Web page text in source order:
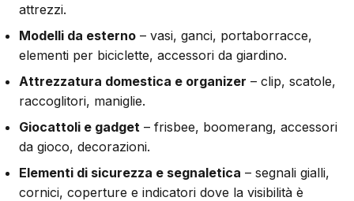
attrezzi.
Modelli da esterno – vasi, ganci, portaborracce,
elementi per biciclette, accessori da giardino.
Attrezzatura domestica e organizer – clip, scatole,
raccoglitori, maniglie.
Giocattoli e gadget – frisbee, boomerang, accessori
da gioco, decorazioni.
Elementi di sicurezza e segnaletica – segnali gialli,
cornici, coperture e indicatori dove la visibilità è